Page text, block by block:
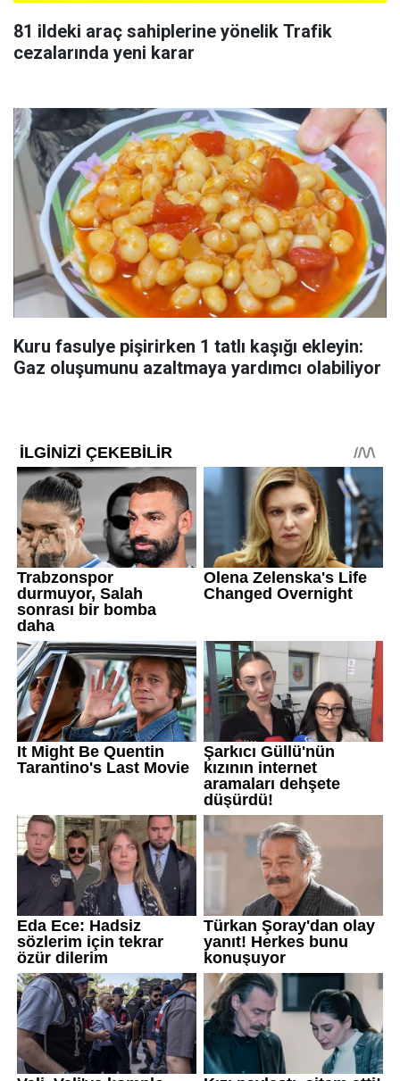
81 ildeki araç sahiplerine yönelik Trafik
cezalarında yeni karar
Kuru fasulye pişirirken 1 tatlı kaşığı ekleyin:
Gaz oluşumunu azaltmaya yardımcı olabiliyor